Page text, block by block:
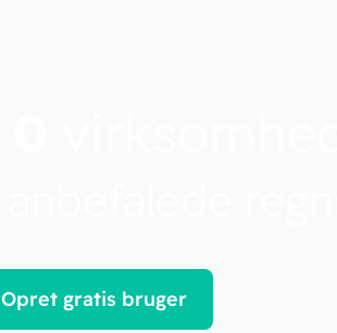
Opret gratis bruger